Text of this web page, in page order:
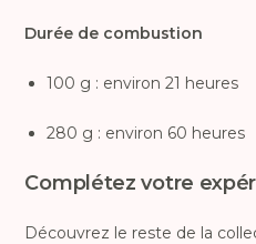
Durée de combustion
100 g : environ 21 heures
280 g : environ 60 heures
Complétez votre
Découvrez le reste de la